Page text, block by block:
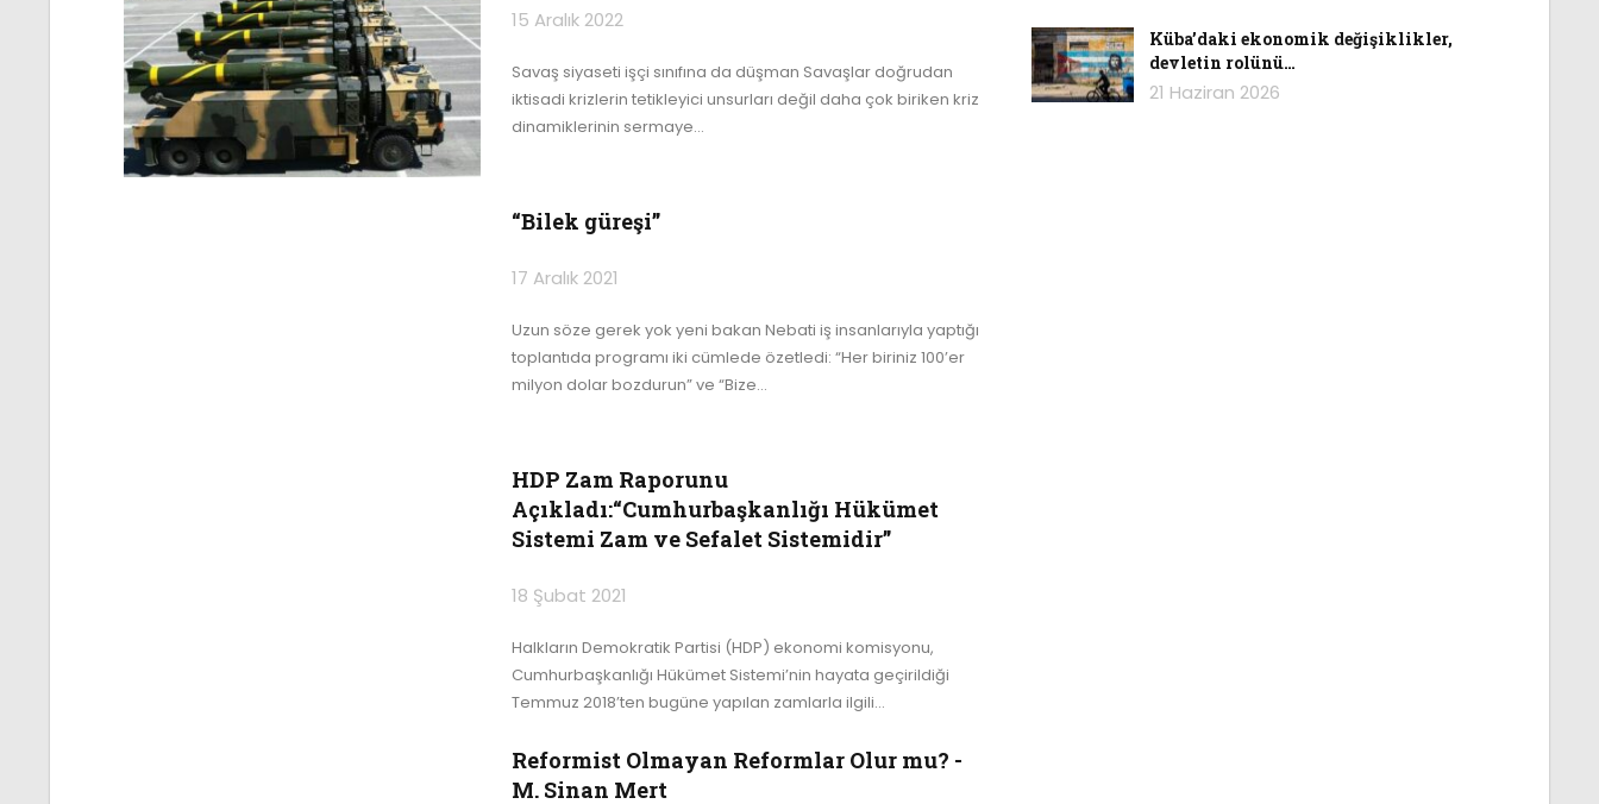
15 Aralık 2022
Savaş siyaseti işçi sınıfına da düşman Savaşlar doğrudan
iktisadi krizlerin tetikleyici unsurları değil daha çok biriken kriz
dinamiklerinin sermaye…
“Bilek güreşi”
17 Aralık 2021
Uzun söze gerek yok yeni bakan Nebati iş insanlarıyla yaptığı
toplantıda programı iki cümlede özetledi: “Her biriniz 100’er
milyon dolar bozdurun” ve “Bize…
HDP Zam Raporunu
Açıkladı:“Cumhurbaşkanlığı Hükümet
Sistemi Zam ve Sefalet Sistemidir”
18 Şubat 2021
Halkların Demokratik Partisi (HDP) ekonomi komisyonu,
Cumhurbaşkanlığı Hükümet Sistemi’nin hayata geçirildiği
Temmuz 2018’ten bugüne yapılan zamlarla ilgili…
Reformist Olmayan Reformlar Olur mu? -
M. Sinan Mert
Küba’daki ekonomik değişiklikler,
devletin rolünü…
21 Haziran 2026